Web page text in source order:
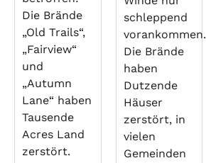
Die Brände
„Old Trails“,
„Fairview“
und
„Autumn
Lane“ haben
Tausende
Acres Land
zerstört.
schleppend
vorankommen.
Die Brände
haben
Dutzende
Häuser
zerstört, in
vielen
Gemeinden